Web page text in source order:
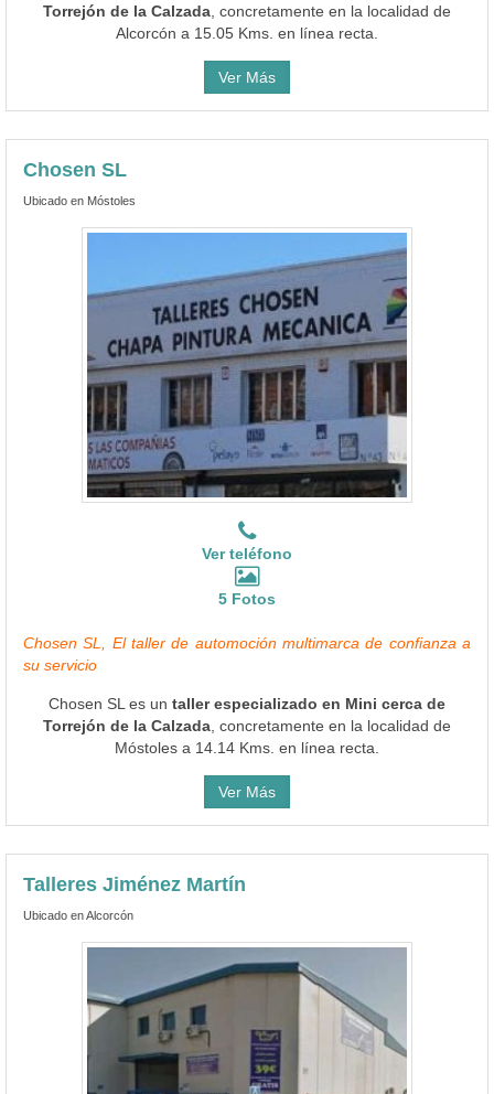
Torrejón de la Calzada , concretamente en la localidad de
Alcorcón a 15.05 Kms. en línea recta.
Ver Más
Chosen SL
Ubicado en Móstoles
Ver teléfono
5 Fotos
Chosen SL, El taller de automoción multimarca de confianza a
su servicio
Chosen SL es un taller especializado en Mini cerca de
Torrejón de la Calzada , concretamente en la localidad de
Móstoles a 14.14 Kms. en línea recta.
Ver Más
Talleres Jiménez Martín
Ubicado en Alcorcón